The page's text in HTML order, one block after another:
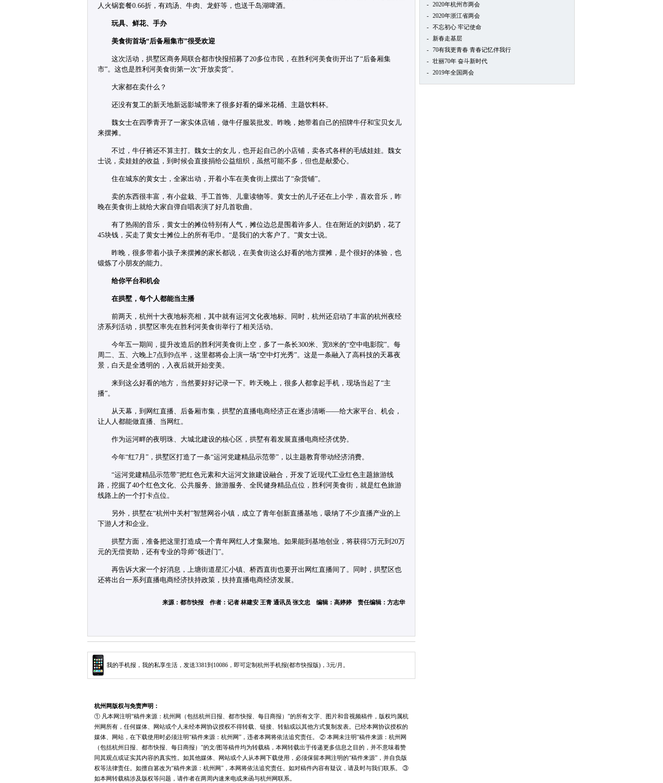
人火锅套餐0.66折，有鸡汤、牛肉、龙虾等，也送千岛湖啤酒。
玩具、鲜花、手办
美食街首场“后备厢集市”很受欢迎
这次活动，拱墅区商务局联合都市快报招募了20多位市民，在胜利河美食街开出了“后备厢集
市”。这也是胜利河美食街第一次“开放卖货”。
大家都在卖什么？
还没有复工的新天地新远影城带来了很多好看的爆米花桶、主题饮料杯。
魏女士在四季青开了一家实体店铺，做牛仔服装批发。昨晚，她带着自己的招牌牛仔和宝贝女儿
来摆摊。
不过，牛仔裤还不算主打。魏女士的女儿，也开起自己的小店铺，卖各式各样的毛绒娃娃。魏女
士说，卖娃娃的收益，到时候会直接捐给公益组织，虽然可能不多，但也是献爱心。
住在城东的黄女士，全家出动，开着小车在美食街上摆出了“杂货铺”。
卖的东西很丰富，有小盆栽、手工首饰、儿童读物等。黄女士的儿子还在上小学，喜欢音乐，昨
晚在美食街上就给大家自弹自唱表演了好几首歌曲。
有了热闹的音乐，黄女士的摊位特别有人气，摊位边总是围着许多人。住在附近的刘奶奶，花了
45块钱，买走了黄女士摊位上的所有毛巾。“是我们的大客户了。”黄女士说。
昨晚，很多带着小孩子来摆摊的家长都说，在美食街这么好看的地方摆摊，是个很好的体验，也
锻炼了小朋友的能力。
给你平台和机会
在拱墅，每个人都能当主播
前两天，杭州十大夜地标亮相，其中就有运河文化夜地标。同时，杭州还启动了丰富的杭州夜经
济系列活动，拱墅区率先在胜利河美食街举行了相关活动。
今年五一期间，提升改造后的胜利河美食街上空，多了一条长300米、宽8米的“空中电影院”。每
周二、五、六晚上7点到9点半，这里都将会上演一场“空中灯光秀”。这是一条融入了高科技的天幕夜
景，白天是全透明的，入夜后就开始变美。
来到这么好看的地方，当然要好好记录一下。昨天晚上，很多人都拿起手机，现场当起了“主
播”。
从天幕，到网红直播、后备厢市集，拱墅的直播电商经济正在逐步清晰——给大家平台、机会，
让人人都能做直播、当网红。
作为运河畔的夜明珠、大城北建设的核心区，拱墅有着发展直播电商经济优势。
今年“红7月”，拱墅区打造了一条“运河党建精品示范带”，以主题教育带动经济消费。
“运河党建精品示范带”把红色元素和大运河文旅建设融合，开发了近现代工业红色主题旅游线
路，挖掘了40个红色文化、公共服务、旅游服务、全民健身精品点位，胜利河美食街，就是红色旅游
线路上的一个打卡点位。
另外，拱墅在“杭州中关村”智慧网谷小镇，成立了青年创新直播基地，吸纳了不少直播产业的上
下游人才和企业。
拱墅方面，准备把这里打造成一个青年网红人才集聚地。如果能到基地创业，将获得5万元到20万
元的无偿资助，还有专业的导师“领进门”。
再告诉大家一个好消息，上塘街道星汇小镇、桥西直街也要开出网红直播间了。同时，拱墅区也
还将出台一系列直播电商经济扶持政策，扶持直播电商经济发展。
来源：都市快报 作者：记者 林建安 王青 通讯员 张文忠 编辑：高婷婷 责任编辑：方志华
我的手机报，我的私享生活，发送3381到10086，即可定制杭州手机报(都市快报版)，3元/月。
杭州网版权与免责声明：
① 凡本网注明“稿件来源：杭州网（包括杭州日报、都市快报、每日商报）”的所有文字、图片和音视频稿件，版权均属杭
州网所有，任何媒体、网站或个人未经本网协议授权不得转载、链接、转贴或以其他方式复制发表。已经本网协议授权的
媒体、网站，在下载使用时必须注明“稿件来源：杭州网”，违者本网将依法追究责任。 ② 本网未注明“稿件来源：杭州网
（包括杭州日报、都市快报、每日商报）”的文/图等稿件均为转载稿，本网转载出于传递更多信息之目的，并不意味着赞
同其观点或证实其内容的真实性。如其他媒体、网站或个人从本网下载使用，必须保留本网注明的“稿件来源”，并自负版
权等法律责任。如擅自篡改为“稿件来源：杭州网”，本网将依法追究责任。如对稿件内容有疑议，请及时与我们联系。 ③
如本网转载稿涉及版权等问题，请作者在两周内速来电或来函与杭州网联系。
- 2020年杭州市两会
- 2020年浙江省两会
- 不忘初心 牢记使命
- 新春走基层
- 70有我更青春 青春记忆伴我行
- 壮丽70年 奋斗新时代
- 2019年全国两会